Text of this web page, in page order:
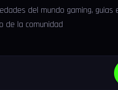
del mundo gaming, guias
de la comunidad